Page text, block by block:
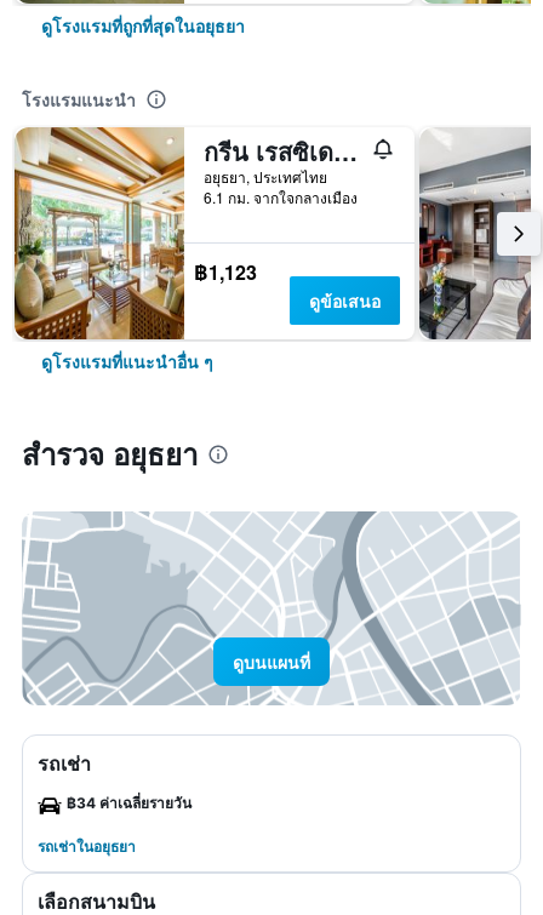
ดูโรงแรมที่ถูกที่สุดในอยุธยา
โรงแรมแนะนำ
กรีน เรสซิเดนซ์ อยุธยา - SHA Plus
อยุธยา, ประเทศไทย
6.1 กม. จากใจกลางเมือง
฿1,123
ดูข้อเสนอ
ดูโรงแรมที่แนะนำอื่น ๆ
สำรวจ อยุธยา
ดูบนแผนที่
รถเช่า
฿34 ค่าเฉลี่ยรายวัน
รถเช่าในอยุธยา
เลือกสนามบิน